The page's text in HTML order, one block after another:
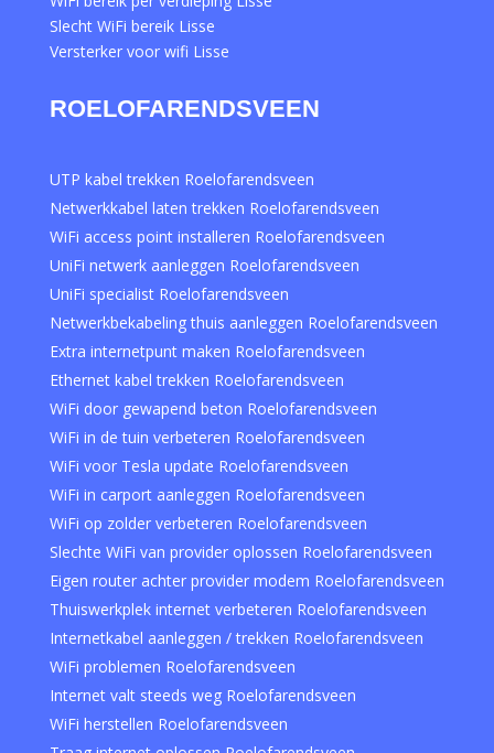
Slecht WiFi bereik Lisse
Versterker voor wifi Lisse
ROELOFARENDSVEEN
UTP kabel trekken Roelofarendsveen
Netwerkkabel laten trekken Roelofarendsveen
WiFi access point installeren Roelofarendsveen
UniFi netwerk aanleggen Roelofarendsveen
UniFi specialist Roelofarendsveen
Netwerkbekabeling thuis aanleggen Roelofarendsveen
Extra internetpunt maken Roelofarendsveen
Ethernet kabel trekken Roelofarendsveen
WiFi door gewapend beton Roelofarendsveen
WiFi in de tuin verbeteren Roelofarendsveen
WiFi voor Tesla update Roelofarendsveen
WiFi in carport aanleggen Roelofarendsveen
WiFi op zolder verbeteren Roelofarendsveen
Slechte WiFi van provider oplossen Roelofarendsveen
Eigen router achter provider modem Roelofarendsveen
Thuiswerkplek internet verbeteren Roelofarendsveen
Internetkabel aanleggen / trekken Roelofarendsveen
WiFi problemen Roelofarendsveen
Internet valt steeds weg Roelofarendsveen
WiFi herstellen Roelofarendsveen